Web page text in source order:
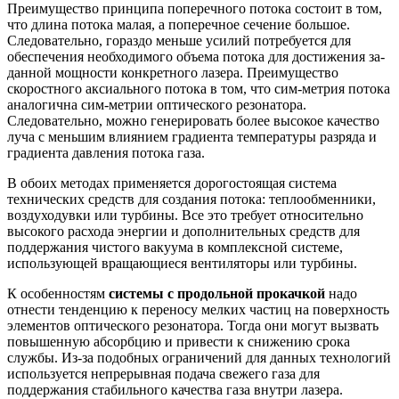
Преимущество принципа поперечного потока состоит в том,
что длина потока малая, а поперечное сечение большое.
Следовательно, гораздо меньше усилий потребуется для
обеспечения необходимого объема потока для достижения за-
данной мощности конкретного лазера. Преимущество
скоростного аксиального потока в том, что сим-метрия потока
аналогична сим-метрии оптического резонатора.
Следовательно, можно генерировать более высокое качество
луча с меньшим влиянием градиента температуры разряда и
градиента давления потока газа.
В обоих методах применяется дорогостоящая система
технических средств для создания потока: теплообменники,
воздуходувки или турбины. Все это требует относительно
высокого расхода энергии и дополнительных средств для
поддержания чистого вакуума в комплексной системе,
использующей вращающиеся вентиляторы или турбины.
К особенностям системы с продольной прокачкой надо
отнести тенденцию к переносу мелких частиц на поверхность
элементов оптического резонатора. Тогда они могут вызвать
повышенную абсорбцию и привести к снижению срока
службы. Из-за подобных ограничений для данных технологий
используется непрерывная подача свежего газа для
поддержания стабильного качества газа внутри лазера.